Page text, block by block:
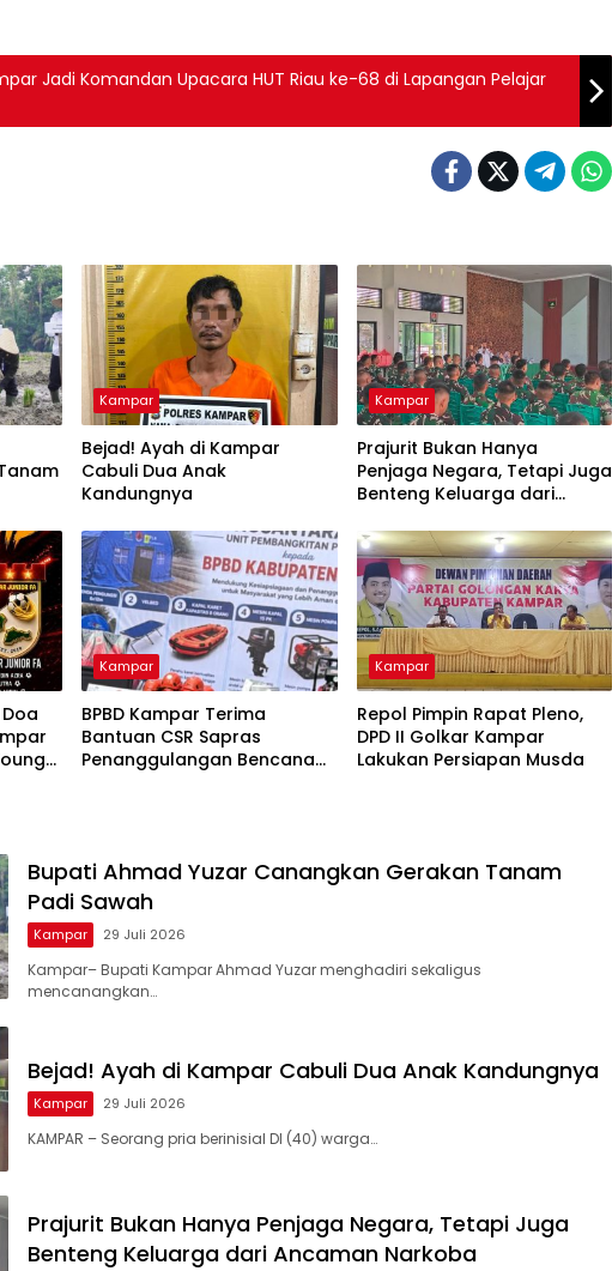
Jadi Komandan Upacara HUT Riau ke-68 di Lapangan Pelajar
Kampar
Bejad! Ayah di Kampar
Cabuli Dua Anak
Kandungnya
Kampar
Prajurit Bukan Hanya
Penjaga Negara, Tetapi Juga
Benteng Keluarga dari
Kampar
BPBD Kampar Terima
Bantuan CSR Sapras
Penanggulangan Bencana
Kampar
Repol Pimpin Rapat Pleno,
DPD II Golkar Kampar
Lakukan Persiapan Musda
Bupati Ahmad Yuzar Canangkan Gerakan Tanam
Padi Sawah
Kampar 29 Juli 2026
Kampar– Bupati Kampar Ahmad Yuzar menghadiri sekaligus
mencanangkan…
Bejad! Ayah di Kampar Cabuli Dua Anak Kandungnya
Kampar 29 Juli 2026
KAMPAR – Seorang pria berinisial DI (40) warga…
Prajurit Bukan Hanya Penjaga Negara, Tetapi Juga
Benteng Keluarga dari Ancaman Narkoba